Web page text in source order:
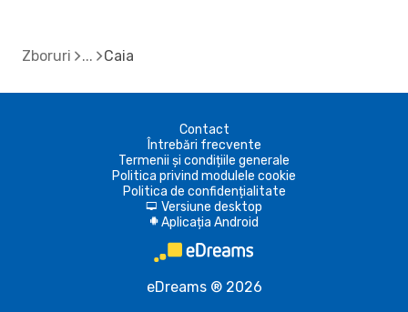
Zboruri Caia
Contact
Întrebări frecvente
Termenii și condițiile generale
Politica privind modulele cookie
Politica de confidențialitate
d Versiune desktop
A Aplicația Android
eDreams ® 2026